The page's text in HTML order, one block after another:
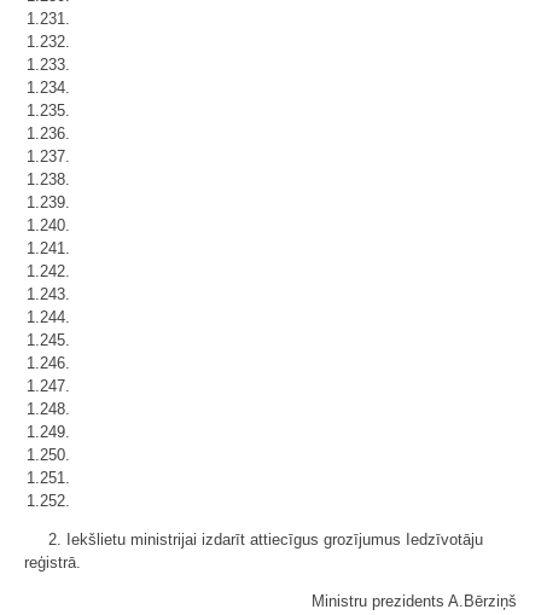
1.231.
1.232.
1.233.
1.234.
1.235.
1.236.
1.237.
1.238.
1.239.
1.240.
1.241.
1.242.
1.243.
1.244.
1.245.
1.246.
1.247.
1.248.
1.249.
1.250.
1.251.
1.252.
2. Iekšlietu ministrijai izdarīt attiecīgus grozījumus Iedzīvotāju
reģistrā.
Ministru prezidents A.Bērziņš